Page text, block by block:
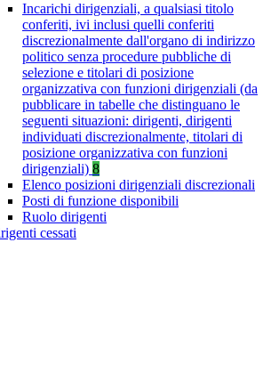
Incarichi dirigenziali, a qualsiasi titolo
conferiti, ivi inclusi quelli conferiti
discrezionalmente dall'organo di indirizzo
politico senza procedure pubbliche di
selezione e titolari di posizione
organizzativa con funzioni dirigenziali (da
pubblicare in tabelle che distinguano le
seguenti situazioni: dirigenti, dirigenti
individuati discrezionalmente, titolari di
posizione organizzativa con funzioni
dirigenziali) 8
Elenco posizioni dirigenziali discrezionali
Posti di funzione disponibili
Ruolo dirigenti
cessati